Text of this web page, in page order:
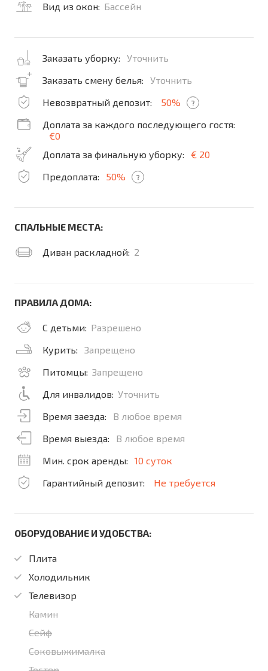
Вид из окон: Бассейн
Заказать уборку:
Уточнить
Заказать смену белья:
Уточнить
Невозвратный депозит:
50% ?
Доплата за каждого последующего гостя:
€0
Доплата за финальную уборку:
€ 20
Предоплата:
50% ?
СПАЛЬНЫЕ МЕСТА:
Диван раскладной: 2
ПРАВИЛА ДОМА:
С детьми: Разрешено
Курить:
Запрещено
Питомцы: Запрещено
Для инвалидов: Уточнить
Время заезда:
В любое время
Время выезда:
В любое время
Мин. срок аренды:
10 суток
Гарантийный депозит:
Не требуется
ОБОРУДОВАНИЕ И УДОБСТВА:
Плита
Холодильник
Телевизор
Камин
Сейф
Соковыжималка